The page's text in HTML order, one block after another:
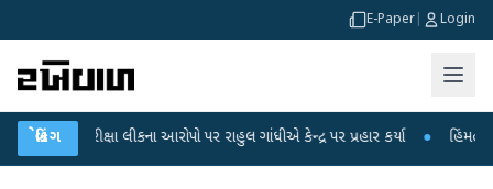
E-Paper Login
બ્રેકિંગ
પરીક્ષા લીકના આરોપો પર રાહુલ ગાંધીએ કેન્દ્ર પર પ્રહાર કર્યા ● હિંમતનગરમાં